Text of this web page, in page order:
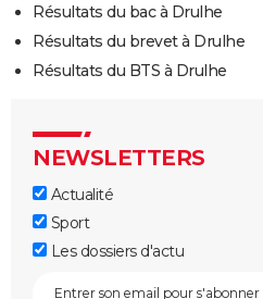
Résultats du bac à Drulhe
Résultats du brevet à Drulhe
Résultats du BTS à Drulhe
NEWSLETTERS
Actualité
Sport
Les dossiers d'actu